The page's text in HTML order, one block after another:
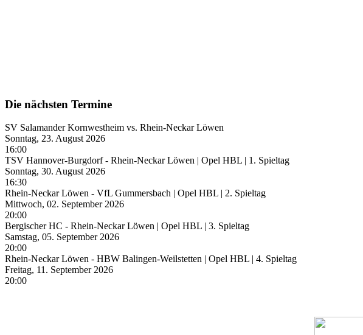
Die nächsten Termine
SV Salamander Kornwestheim vs. Rhein-Neckar Löwen
Sonntag, 23. August 2026
16:00
TSV Hannover-Burgdorf - Rhein-Neckar Löwen | Opel HBL | 1. Spieltag
Sonntag, 30. August 2026
16:30
Rhein-Neckar Löwen - VfL Gummersbach | Opel HBL | 2. Spieltag
Mittwoch, 02. September 2026
20:00
Bergischer HC - Rhein-Neckar Löwen | Opel HBL | 3. Spieltag
Samstag, 05. September 2026
20:00
Rhein-Neckar Löwen - HBW Balingen-Weilstetten | Opel HBL | 4. Spieltag
Freitag, 11. September 2026
20:00